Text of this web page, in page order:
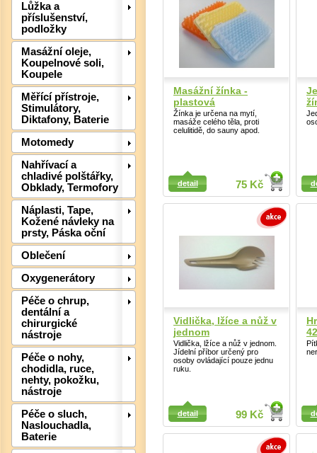
Lůžka a
příslušenství,
podložky
Masážní oleje,
Koupelnové soli,
Koupele
Měřící přístroje,
Stimulátory,
Diktafony, Baterie
Motomedy
Nahřívací a
chladivé polštářky,
Obklady, Termofory
Náplasti, Tape,
Kožené návleky na
prsty, Páska oční
Oblečení
Oxygenerátory
Péče o chrup,
dentální a
chirurgické
nástroje
Péče o nohy,
chodidla, ruce,
nehty, pokožku,
nástroje
Péče o sluch,
Naslouchadla,
Baterie
Masážní žínka -
plastová
Žínka je určena na mytí,
masáže celého těla, proti
celulitidě, do sauny apod.
75 Kč
detail
Detail
Detail
Vidlička, lžíce a nůž v
jednom
Vidlička, lžíce a nůž v jednom.
Jídelní příbor určený pro
osoby ovládající pouze jednu
ruku.
99 Kč
detail
Detail
Detail